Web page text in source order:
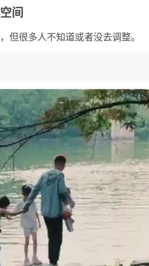
间
但很多人不知道或者没去调整。